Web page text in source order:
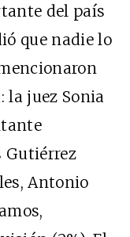
del país
que nadie lo
la juez Sonia
Gutiérrez
Antonio